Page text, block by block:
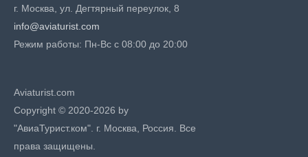
г. Москва, ул. Дегтярный переулок, 8
info@aviaturist.com
Режим работы: Пн-Вс с 08:00 до 20:00
Aviaturist.com
Copyright © 2020-2026 by
"АвиаТурист.ком". г. Москва, Россия. Все
права защищены.